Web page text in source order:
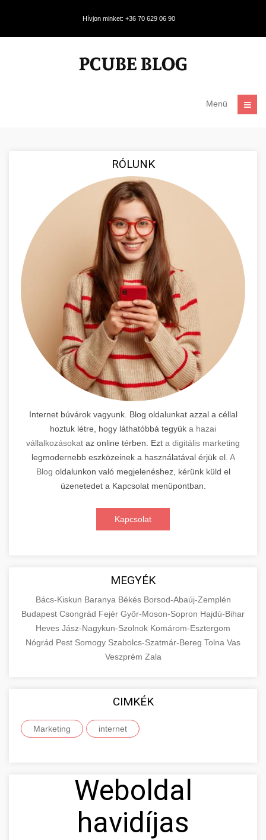
Hívjon minket: +36 70 629 06 90
Menü
RÓLUNK
Internet búvárok vagyunk. Blog oldalunkat azzal a céllal
hoztuk létre, hogy láthatóbbá tegyük a hazai
vállalkozásokat az online térben. Ezt a digitális marketing
legmodernebb eszközeinek a használatával érjük el. A
Blog oldalunkon való megjelenéshez, kérünk küld el
üzenetedet a Kapcsolat menüpontban.
Kapcsolat
MEGYÉK
Bács-Kiskun Baranya Békés Borsod-Abaúj-Zemplén
Budapest Csongrád Fejér Győr-Moson-Sopron Hajdú-Bihar
Heves Jász-Nagykun-Szolnok Komárom-Esztergom
Nógrád Pest Somogy Szabolcs-Szatmár-Bereg Tolna Vas
Veszprém Zala
CIMKÉK
Marketing internet
Weboldal
havidíjas